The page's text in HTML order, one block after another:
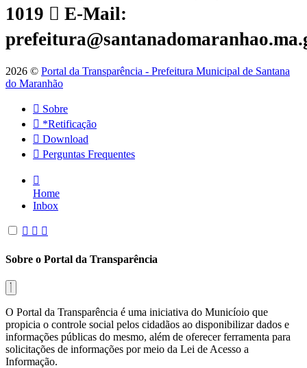
1019
E-Mail:
2026 © Portal da Transparência - Prefeitura Municipal de Santana
do Maranhão
Sobre
*Retificação
Download
Perguntas Frequentes
Home
Inbox
Sobre o Portal da Transparência
O Portal da Transparência é uma iniciativa do Municíoio que
propicia o controle social pelos cidadãos ao disponibilizar dados e
informações públicas do mesmo, além de oferecer ferramenta para
solicitações de informações por meio da Lei de Acesso a
Informação.